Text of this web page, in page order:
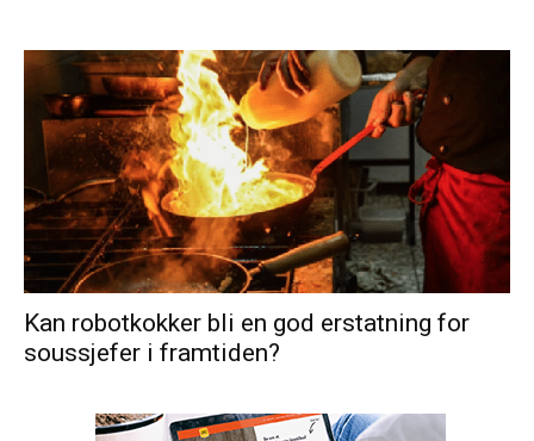
Kan robotkokker bli en god erstatning for
soussjefer i framtiden?